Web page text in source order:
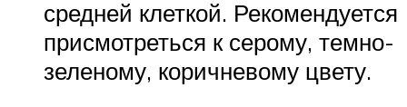
средней клеткой. Рекомендуется
присмотреться к серому, темно-
зеленому, коричневому цвету.